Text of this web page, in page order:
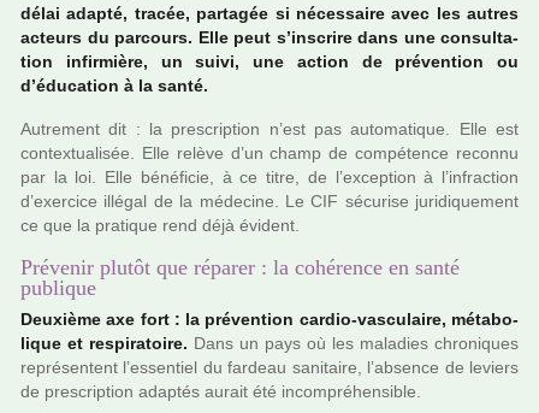
délai adapté, tracée, par­ta­gée si néces­saire avec les autres
acteurs du par­cours. Elle peut s’ins­crire dans une consul­ta­
tion infir­mière, un suivi, une action de pré­ven­tion ou
d’éducation à la santé.
Autrement dit : la pres­crip­tion n’est pas auto­ma­ti­que. Elle est
contex­tua­li­sée. Elle relève d’un champ de com­pé­tence reconnu
par la loi. Elle béné­fi­cie, à ce titre, de l’excep­tion à l’infrac­tion
d’exer­cice illé­gal de la méde­cine. Le CIF sécu­rise juri­di­que­ment
ce que la pra­ti­que rend déjà évident.
Prévenir plutôt que réparer : la cohérence en santé
publique
Deuxième axe fort : la pré­ven­tion cardio-vas­cu­laire, méta­bo­
li­que et res­pi­ra­toire. Dans un pays où les mala­dies chro­ni­ques
repré­sen­tent l’essen­tiel du far­deau sani­taire, l’absence de leviers
de pres­crip­tion adap­tés aurait été incom­pré­hen­si­ble.